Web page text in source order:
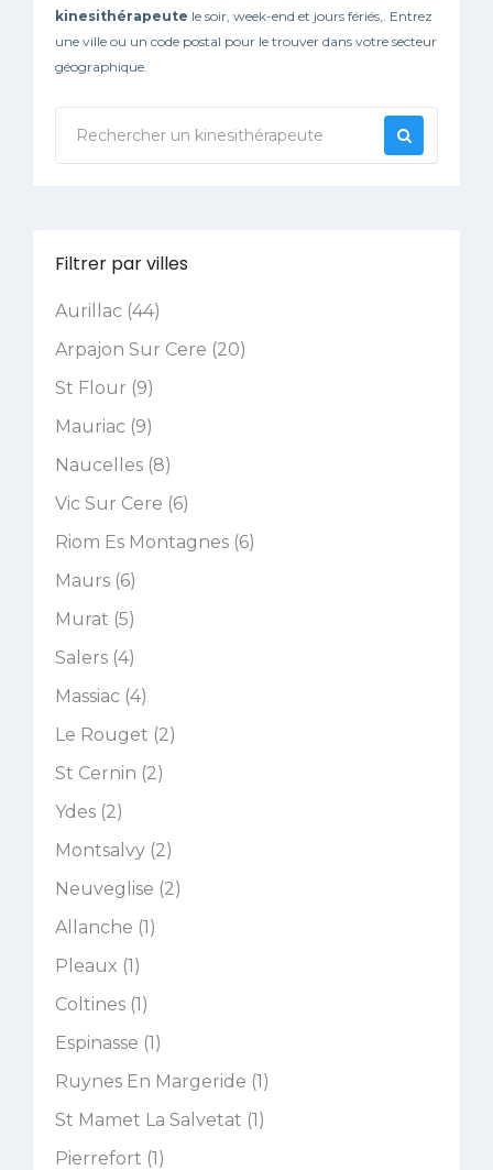
kinesithérapeute le soir, week-end et jours fériés,. Entrez
une ville ou un code postal pour le trouver dans votre secteur
géographique.
Filtrer par villes
Aurillac (44)
Arpajon Sur Cere (20)
St Flour (9)
Mauriac (9)
Naucelles (8)
Vic Sur Cere (6)
Riom Es Montagnes (6)
Maurs (6)
Murat (5)
Salers (4)
Massiac (4)
Le Rouget (2)
St Cernin (2)
Ydes (2)
Montsalvy (2)
Neuveglise (2)
Allanche (1)
Pleaux (1)
Coltines (1)
Espinasse (1)
Ruynes En Margeride (1)
St Mamet La Salvetat (1)
Pierrefort (1)